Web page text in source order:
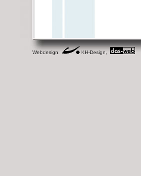
Webdesign: KH-Design,